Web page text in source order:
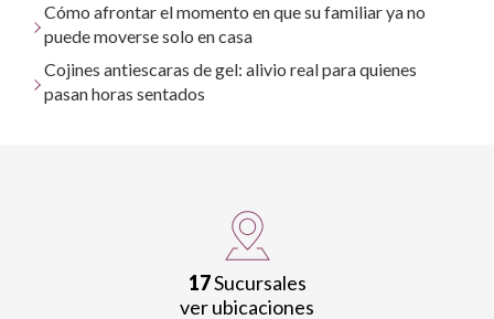
Cómo afrontar el momento en que su familiar ya no
puede moverse solo en casa
Cojines antiescaras de gel: alivio real para quienes
pasan horas sentados
17Sucursales
ver ubicaciones